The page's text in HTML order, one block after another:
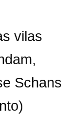
vilas
Schans